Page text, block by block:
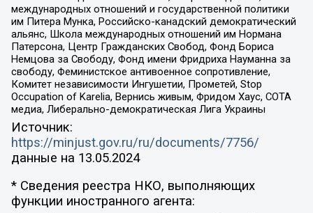
международных отношений и государственной политики
им Питера Мунка, Российско-канадский демократический
альянс, Школа международных отношений им Нормана
Патерсона, Центр Гражданских Свобод, Фонд Бориса
Немцова за Свободу, Фонд имени Фридриха Науманна за
свободу, Феминистское антивоенное сопротивление,
Комитет независимости Ингушетии, Прометей, Stop
Occupation of Karelia, Вернись живым, Фридом Хаус, СОТА
медиа, Либерально-демократическая Лига Украины
Источник:
https://minjust.gov.ru/ru/documents/7756/
данные на 13.05.2024
* Сведения реестра НКО, выполняющих
функции иностранного агента: